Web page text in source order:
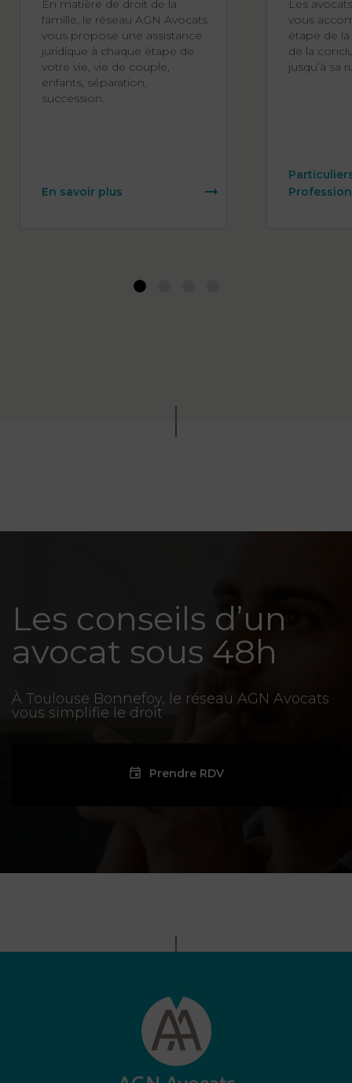
En matière de droit de la
famille, le réseau AGN Avocats
vous propose une assistance
juridique à chaque étape de
votre vie, vie de couple,
enfants, séparation,
succession.
En savoir plus
Les
vous
étape de la
de la
jusqu’à sa
Les conseils d’un
avocat sous 48h
À Toulouse Bonnefoy, le réseau AGN Avocats
vous simplifie le droit
Prendre RDV